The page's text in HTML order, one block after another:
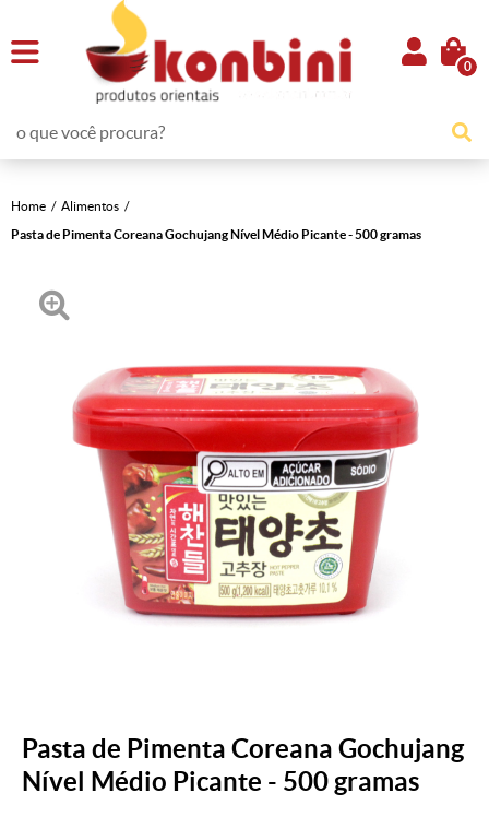
0
Home
Alimentos
Pasta de Pimenta Coreana Gochujang Nível Médio Picante - 500 gramas
Pasta de Pimenta Coreana Gochujang
Nível Médio Picante - 500 gramas